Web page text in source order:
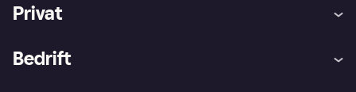
Privat
Bedrift